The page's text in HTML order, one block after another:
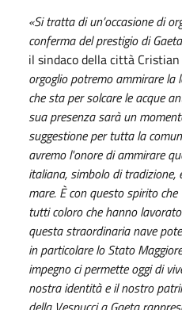
«Si tratta di un’occasione di
conferma del prestigio di
il sindaco della città Cristian
orgoglio potremo ammirare la
che sta per solcare le acque
sua presenza sarà un
suggestione per tutta la
avremo l'onore di ammirare
italiana, simbolo di tradizione,
mare. È con questo spirito
tutti coloro che hanno
questa straordinaria nave
in particolare lo Stato
impegno ci permette oggi di
nostra identità e il nostro